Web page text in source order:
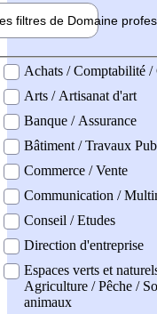
filtres de Domaine pro
professionel
Achats / Comptabilité /
Arts / Artisanat d'art
Banque / Assurance
Bâtiment / Travaux
Commerce / Vente
Communication /
Conseil / Etudes
Direction d'entreprise
Espaces verts et
Agriculture / Pêche /
animaux